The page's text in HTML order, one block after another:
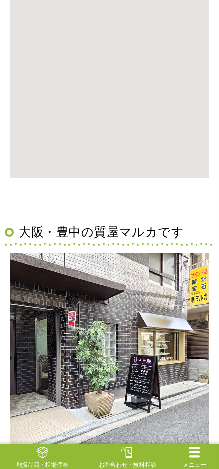
大阪・豊中の質屋マルカです
取扱品目 ・相場価格 お問合わせ・無料相談 メニュー